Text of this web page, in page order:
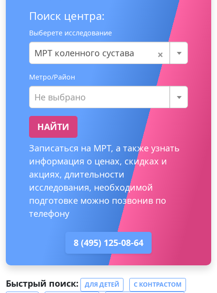
Поиск центра:
Выберете исследование
×
МРТ коленного сустава
Метро/Район
Не выбрано
НАЙТИ
Записаться на МРТ, а также узнать
информация о ценах, скидках и
акциях, длительности
исследования, необходимой
подготовке можно позвонив по
телефону
8 (495) 125-08-64
Быстрый поиск: ДЛЯ ДЕТЕЙ
С КОНТРАСТОМ